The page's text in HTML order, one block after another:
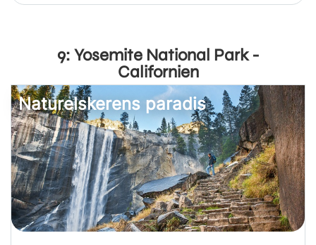
9: Yosemite National Park -
Californien
Naturelskerens paradis